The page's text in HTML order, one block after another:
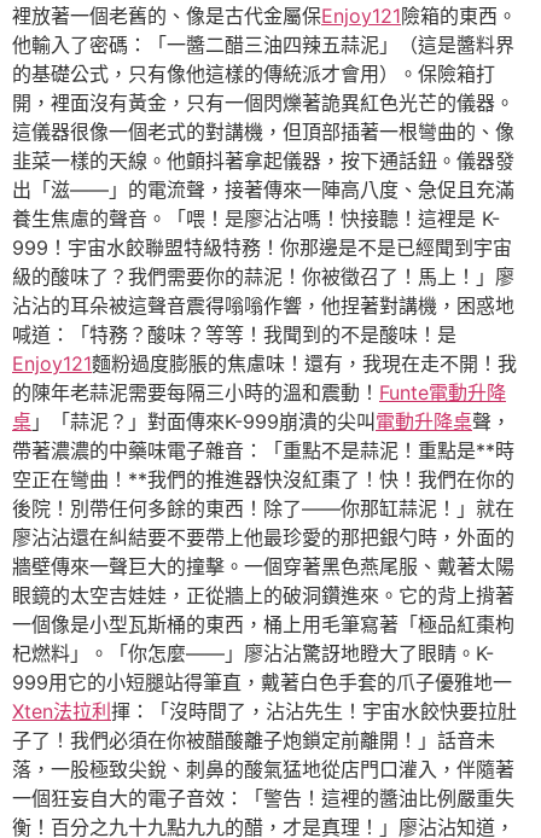
裡放著一個老舊的、像是古代金屬保Enjoy121險箱的東西。
他輸入了密碼：「一醬二醋三油四辣五蒜泥」（這是醬料界
的基礎公式，只有像他這樣的傳統派才會用）。保險箱打
開，裡面沒有黃金，只有一個閃爍著詭異紅色光芒的儀器。
這儀器很像一個老式的對講機，但頂部插著一根彎曲的、像
韭菜一樣的天線。他顫抖著拿起儀器，按下通話鈕。儀器發
出「滋——」的電流聲，接著傳來一陣高八度、急促且充滿
養生焦慮的聲音。「喂！是廖沾沾嗎！快接聽！這裡是 K-
999！宇宙水餃聯盟特級特務！你那邊是不是已經聞到宇宙
級的酸味了？我們需要你的蒜泥！你被徵召了！馬上！」廖
沾沾的耳朵被這聲音震得嗡嗡作響，他捏著對講機，困惑地
喊道：「特務？酸味？等等！我聞到的不是酸味！是
Enjoy121麵粉過度膨脹的焦慮味！還有，我現在走不開！我
的陳年老蒜泥需要每隔三小時的溫和震動！ Funte電動升降
桌 」「蒜泥？」對面傳來K-999崩潰的尖叫電動升降桌聲，
帶著濃濃的中藥味電子雜音：「重點不是蒜泥！重點是**時
空正在彎曲！**我們的推進器快沒紅棗了！快！我們在你的
後院！別帶任何多餘的東西！除了——你那缸蒜泥！」就在
廖沾沾還在糾結要不要帶上他最珍愛的那把銀勺時，外面的
牆壁傳來一聲巨大的撞擊。一個穿著黑色燕尾服、戴著太陽
眼鏡的太空吉娃娃，正從牆上的破洞鑽進來。它的背上揹著
一個像是小型瓦斯桶的東西，桶上用毛筆寫著「極品紅棗枸
杞燃料」。「你怎麼——」廖沾沾驚訝地瞪大了眼睛。K-
999用它的小短腿站得筆直，戴著白色手套的爪子優雅地一
Xten法拉利揮：「沒時間了，沾沾先生！宇宙水餃快要拉肚
子了！我們必須在你被醋酸離子炮鎖定前離開！」話音未
落，一股極致尖銳、刺鼻的酸氣猛地從店門口灌入，伴隨著
一個狂妄自大的電子音效：「警告！這裡的醬油比例嚴重失
衡！百分之九十九點九九的醋，才是真理！」廖沾沾知道，